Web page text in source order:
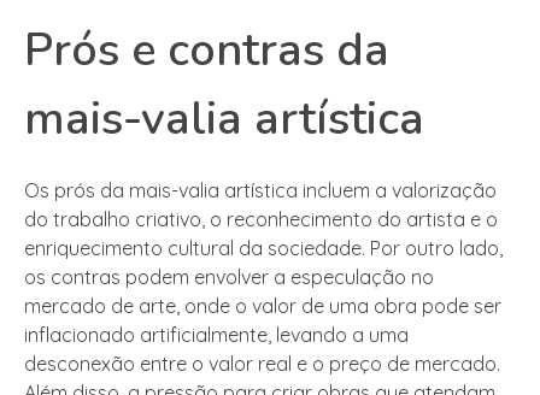
Prós e contras da
mais-valia artística
Os prós da mais-valia artística incluem a valorização
do trabalho criativo, o reconhecimento do artista e o
enriquecimento cultural da sociedade. Por outro lado,
os contras podem envolver a especulação no
mercado de arte, onde o valor de uma obra pode ser
inflacionado artificialmente, levando a uma
desconexão entre o valor real e o preço de mercado.